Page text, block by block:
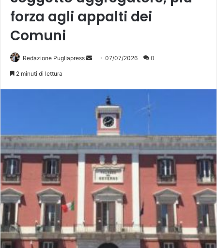
forza agli appalti dei
Comuni
Redazione Pugliapress
Invia 07/07/2026 0
2 minuti di lettura